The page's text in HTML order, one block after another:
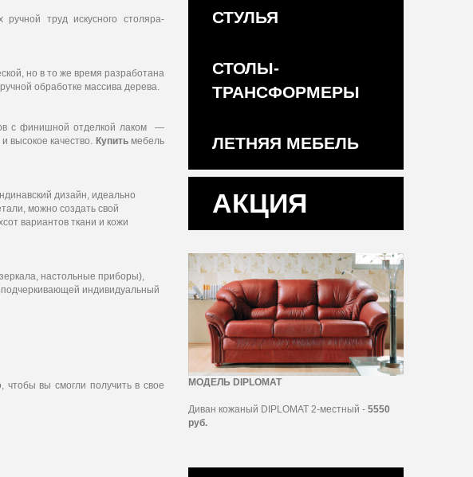
труд искусного столяра-
но в то же время разработана
обработке массива дерева.
с финишной отделкой лаком —
высокое качество. Купитьмебель
дизайн, идеально
можно создать свой
вариантов ткани и кожи
настольные приборы),
индивидуальный
вы смогли получить в свое
СТУЛЬЯ
СТОЛЫ-
ТРАНСФОРМЕРЫ
ЛЕТНЯЯ МЕБЕЛЬ
АКЦИЯ
МОДЕЛЬ DIPLOMAT
Диван кожаный DIPLOMAT 2-местный - 5550
руб.